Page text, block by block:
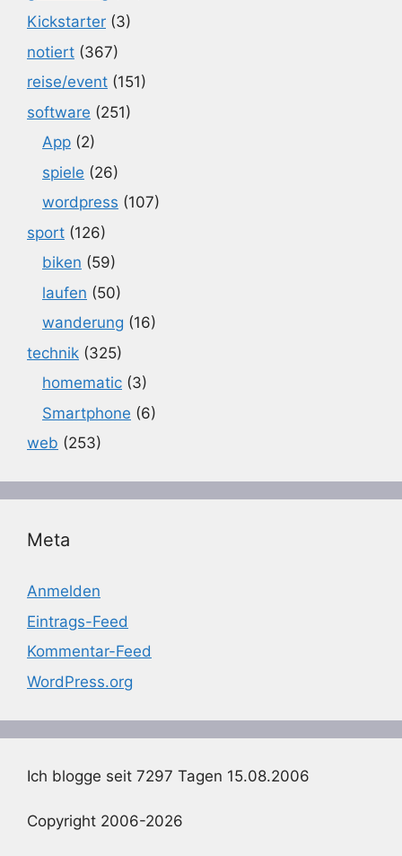
Kickstarter (3)
notiert (367)
reise/event (151)
software (251)
App (2)
spiele (26)
wordpress (107)
sport (126)
biken (59)
laufen (50)
wanderung (16)
technik (325)
homematic (3)
Smartphone (6)
web (253)
Meta
Anmelden
Eintrags-Feed
Kommentar-Feed
WordPress.org
Ich blogge seit 7297 Tagen 15.08.2006
Copyright 2006-2026